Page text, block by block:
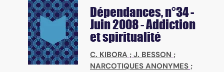
Dépendances, n°34 -
Juin 2008 - Addiction
et spiritualité
C. KIBORA ; J. BESSON ;
NARCOTIQUES ANONYMES ;